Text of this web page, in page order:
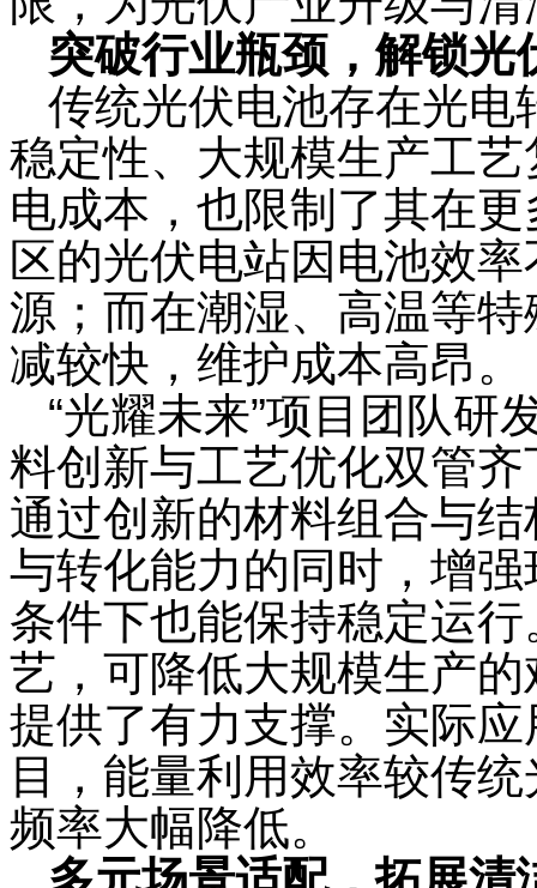
突破行业瓶颈，解锁光
传统光伏电池存在光电
稳定性、大规模生产工
电成本，也限制了其在
区的光伏电站因电池效
源；而在潮湿、高温等
减较快，维护成本高昂。
“光耀未来”项目团队研
料创新与工艺优化双管
通过创新的材料组合与
与转化能力的同时，增
条件下也能保持稳定运行
艺， 可降低大规模生产
提供了有力支撑。实际
目，能量利用效率较传
频率大幅降低。